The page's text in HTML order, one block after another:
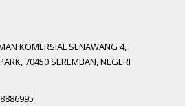
KOMERSIAL SENAWANG 4,
70450 SEREMBAN, NEGERI